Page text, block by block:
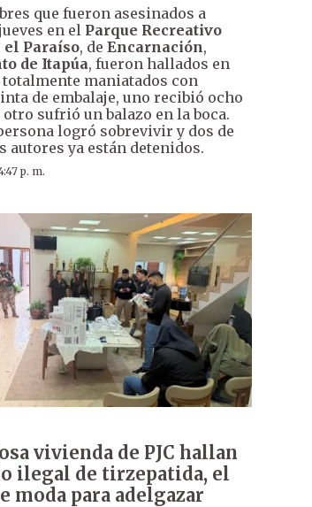
que fueron asesinados a
en el Parque Recreativo
Paraíso, de Encarnación,
de Itapúa, fueron hallados en
maniatados con
de embalaje, uno recibió ocho
sufrió un balazo en la boca.
logró sobrevivir y dos de
autores ya están detenidos.
p. m.
vivienda de PJC hallan
ilegal de tirzepatida, el
moda para adelgazar